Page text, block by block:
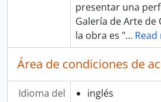
presentar una
Galería de Arte
la obra es "…
Área de condiciones de
Idioma del
inglés